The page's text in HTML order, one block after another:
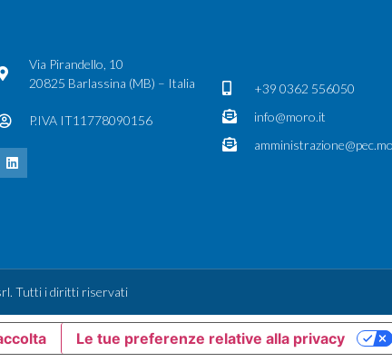
Via Pirandello, 10
20825 Barlassina (MB) – Italia
P.IVA IT11778090156
+39 0362 556050
info@moro.it
Tutti i diritti riservati
Le tue preferenze relative alla privacy